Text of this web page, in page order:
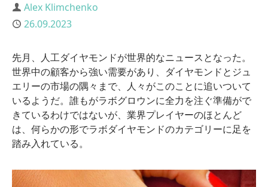
Author
Alex Klimchenko
Published
26.09.2023
先月、人工ダイヤモンドが世界的なニュースとなった。
世界中の顧客から強い需要があり、ダイヤモンドとジュ
エリーの市場の隅々まで、人々がこのことに追いついて
いるようだ。誰もがラボグロウンに全力を注ぐ準備がで
きているわけではないが、業界プレイヤーのほとんど
は、何らかの形でラボダイヤモンドのカテゴリーに足を
踏み入れている。